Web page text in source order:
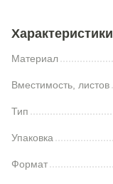
Характеристики
Материал
Вместимость, листов
Тип
Упаковка
Формат